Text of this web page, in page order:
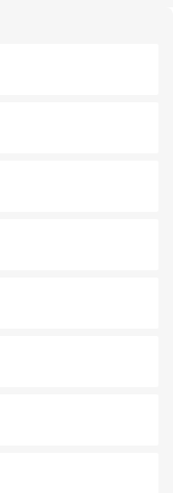
楽しめる外せないスポット